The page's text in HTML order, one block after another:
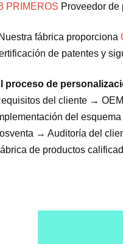
PRIMEROS Proveedor de
fábrica proporciona
de patentes y
proceso de
del cliente →
del
→ Auditoría del
de productos